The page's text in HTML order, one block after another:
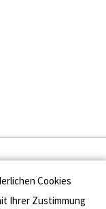
Cookies
Ihrer Zustimmung